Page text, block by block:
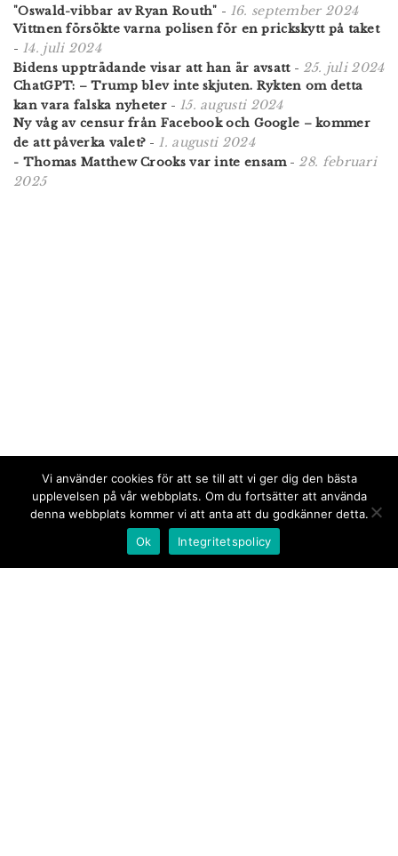
"Oswald-vibbar av Ryan Routh" - 16. september 2024
Vittnen försökte varna polisen för en prickskytt på taket
- 14. juli 2024
Bidens uppträdande visar att han är avsatt- 25. juli 2024
ChatGPT: – Trump blev inte skjuten. Rykten om detta
kan vara falska nyheter- 15. augusti 2024
Ny våg av censur från Facebook och Google – kommer
de att påverka valet? - 1. augusti 2024
- Thomas Matthew Crooks var inte ensam- 28. februari
2025
Vi använder cookies för att se till att vi ger dig den bästa
upplevelsen på vår webbplats. Om du fortsätter att använda
denna webbplats kommer vi att anta att du godkänner detta.
Ok
Integritetspolicy